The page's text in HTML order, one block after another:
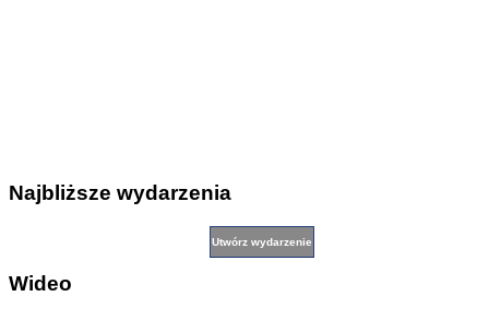
Najbliższe wydarzenia
Wideo